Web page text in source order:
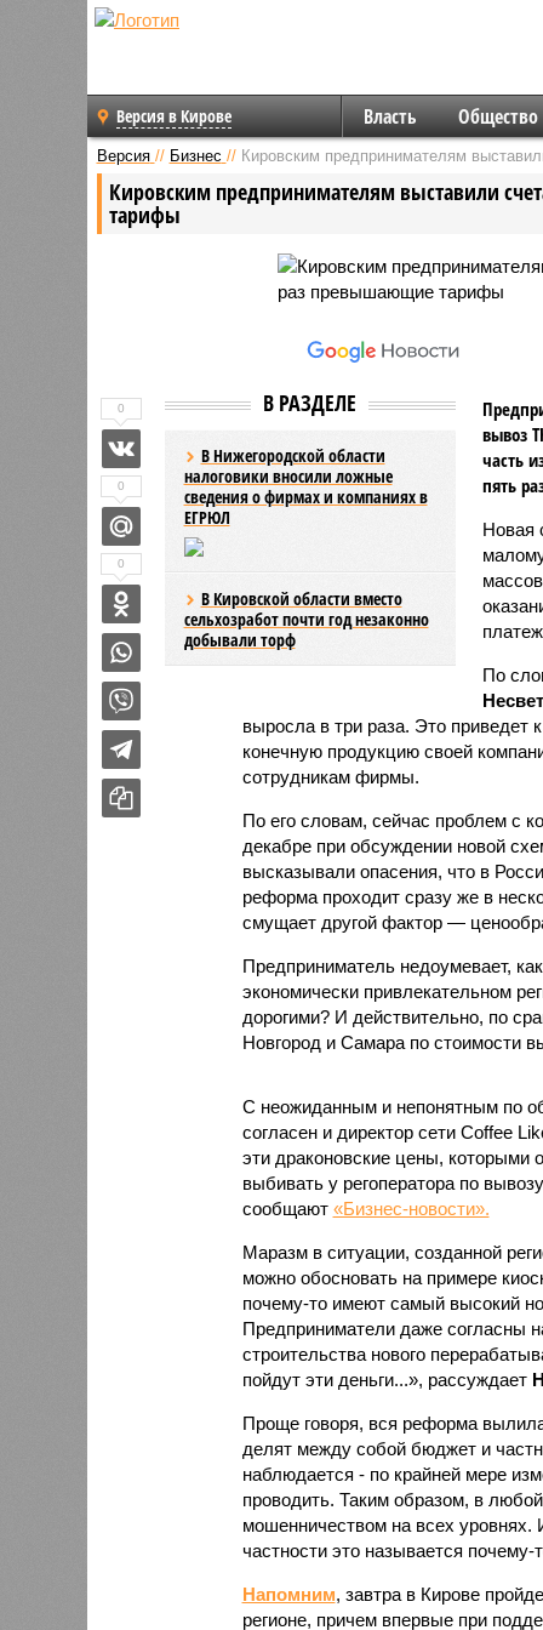
Версия в Кирове Власть Общество
Версия // Бизнес // Кировским предпринимателям
Кировским предпринимателям выставили
тарифы
В РАЗДЕЛЕ
В Нижегородской области
налоговики вносили ложные
сведения о фирмах и компаниях в
ЕГРЮЛ
В Кировской области вместо
сельхозработ почти год незаконно
добывали торф
вывоз
часть
пять
Новая
По
выросла в три раза. Это приведет
конечную продукцию своей
сотрудникам фирмы.
По его словам, сейчас проблем с
декабре при обсуждении новой
высказывали опасения, что в
реформа проходит сразу же в
смущает другой фактор —
Предприниматель недоумевает,
экономически привлекательном
дорогими? И действительно, по
Новгород и Самара по стоимости
С неожиданным и непонятным по
согласен и директор сети Coffee
эти драконовские цены,
выбивать у регоператора по
сообщают «Бизнес-новости».
Маразм в ситуации, созданной
можно обосновать на примере
почему-то имеют самый высокий
Предприниматели даже согласны
строительства нового
пойдут эти деньги...», рассуждает
Проще говоря, вся реформа
делят между собой бюджет и
наблюдается - по крайней мере
проводить. Таким образом, в
мошенничеством на всех уровнях.
частности это называется
Напомним, завтра в Кирове
регионе, причем впервые при
0
0
0